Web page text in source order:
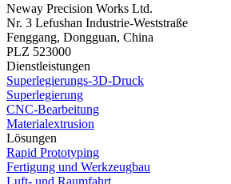
Neway Precision Works Ltd.
Nr. 3 Lefushan Industrie-Weststraße
Fenggang, Dongguan, China
PLZ 523000
Dienstleistungen
Superlegierungs-3D-Druck
Superlegierung
CNC-Bearbeitung
Materialextrusion
Lösungen
Rapid Prototyping
Fertigung und Werkzeugbau
Luft- und Raumfahrt